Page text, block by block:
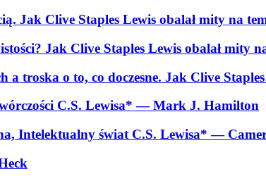
Jak Clive Staples Lewis obalał mity na
Jak Clive Staples Lewis obalał mity
a troska o to, co doczesne. Jak Clive
C.S. Lewisa*— Mark J. Hamilton
Intelektualny świat C.S. Lewisa*—